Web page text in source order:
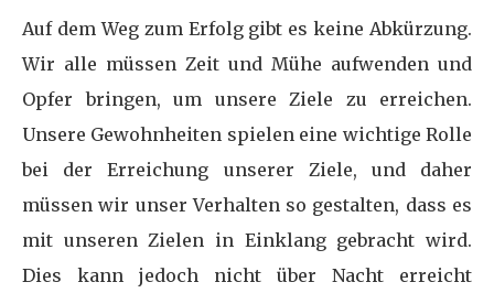
Auf dem Weg zum Erfolg gibt es keine Abkürzung.
Wir alle müssen Zeit und Mühe aufwenden und
Opfer bringen, um unsere Ziele zu erreichen.
Unsere Gewohnheiten spielen eine wichtige Rolle
bei der Erreichung unserer Ziele, und daher
müssen wir unser Verhalten so gestalten, dass es
mit unseren Zielen in Einklang gebracht wird.
Dies kann jedoch nicht über Nacht erreicht